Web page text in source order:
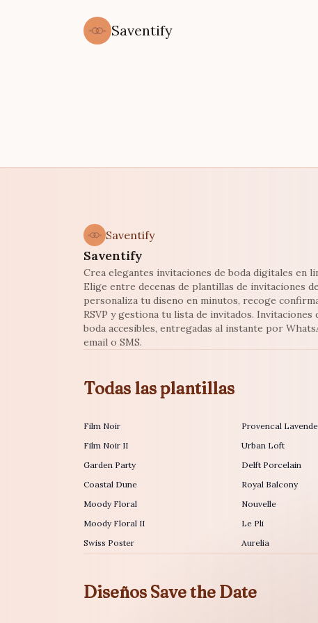
Saventify
Saventify
Saventify
Crea elegantes invitaciones de boda digitales en
Elige entre decenas de plantillas de invitaciones
personaliza tu diseno en minutos, recoge
RSVP y gestiona tu lista de invitados. Invitaciones
boda accesibles, entregadas al instante por
email o SMS.
Todas las plantillas
Film Noir
Film Noir II
Garden Party
Coastal Dune
Moody Floral
Moody Floral II
Swiss Poster
Provencal
Urban Loft
Delft Porcelain
Royal Balcony
Nouvelle
Le Pli
Aurelia
Diseños Save the Date